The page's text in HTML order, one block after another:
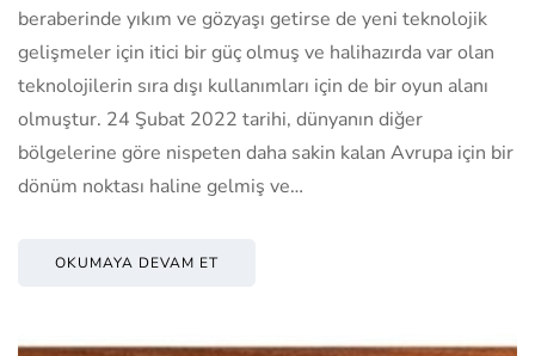
beraberinde yıkım ve gözyaşı getirse de yeni teknolojik
gelişmeler için itici bir güç olmuş ve halihazırda var olan
teknolojilerin sıra dışı kullanımları için de bir oyun alanı
olmuştur. 24 Şubat 2022 tarihi, dünyanın diğer
bölgelerine göre nispeten daha sakin kalan Avrupa için bir
dönüm noktası haline gelmiş ve…
OKUMAYA DEVAM ET